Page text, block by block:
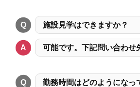
施設見学はできますか？
可能です。下記問い合わせ
勤務時間はどのようになっ